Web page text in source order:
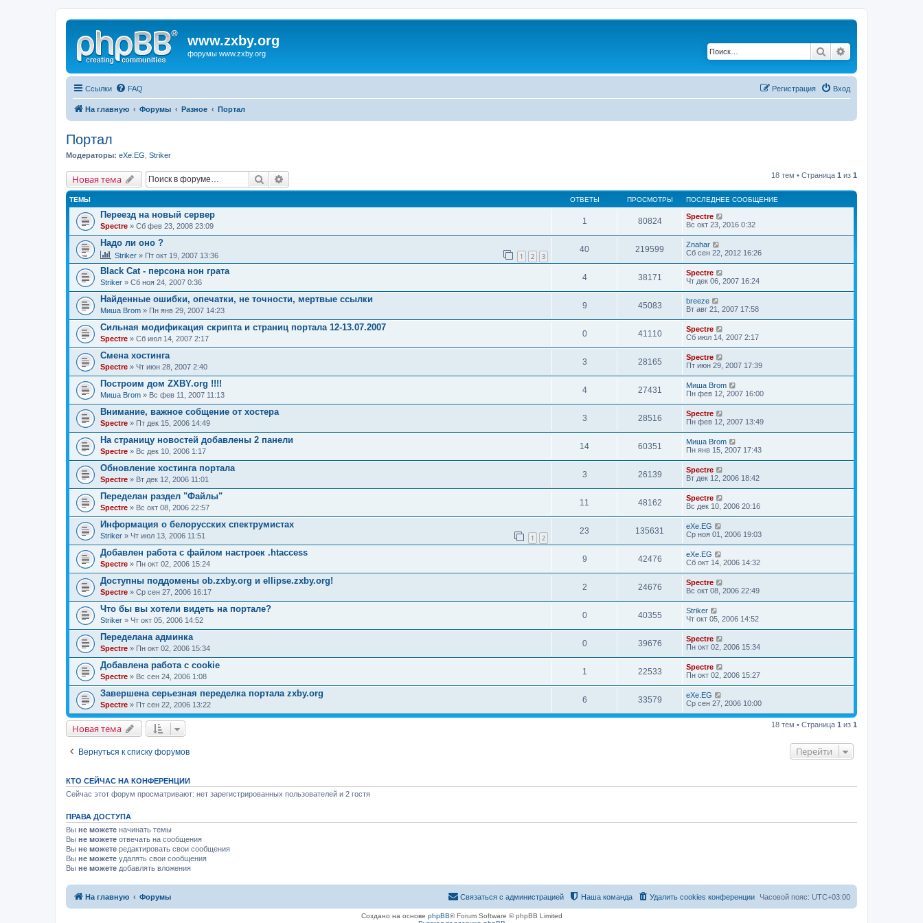
www.zxby.org
форумы www.zxby.org Поиск
Ссылки FAQ Вход
Регистрация
На главную Форумы Разное Портал
Портал
Модераторы: eXe.EG Striker
Новая тема Поиск 18 тем • Страница 1 из 1
ТЕМЫ ОТВЕТЫ ПРОСМОТРЫ ПОСЛЕДНЕЕ СООБЩЕНИЕ
Переезд на новый сервер
Spectre » Сб фев 23, 2008 23:09
1 80824
Spectre
Вс окт 23, 2016 0:32
Надо ли оно ?
Striker » Пт окт 19, 2007 13:36 1 2 3
40 219599
Znahar
Сб сен 22, 2012 16:26
Black Cat - персона нон грата
Striker » Сб ноя 24, 2007 0:36
4 38171
Spectre
Чт дек 06, 2007 16:24
Найденные ошибки, опечатки, не точности, мертвые ссылки
Миша Brom » Пн янв 29, 2007 14:23
9 45083
breeze
Вт авг 21, 2007 17:58
Сильная модификация скрипта и страниц портала 12-13.07.2007
Spectre » Сб июл 14, 2007 2:17
0 41110
Spectre
Сб июл 14, 2007 2:17
Смена хостинга
Spectre » Чт июн 28, 2007 2:40
3 28165
Spectre
Пт июн 29, 2007 17:39
Построим дом ZXBY.org !!!!
Миша Brom » Вс фев 11, 2007 11:13
4 27431
Миша Brom
Пн фев 12, 2007 16:00
Внимание, важное собщение от хостера
Spectre » Пт дек 15, 2006 14:49
3 28516
Spectre
Пн фев 12, 2007 13:49
На страницу новостей добавлены 2 панели
Spectre » Вс дек 10, 2006 1:17
14 60351
Миша Brom
Пн янв 15, 2007 17:43
Обновление хостинга портала
Spectre » Вт дек 12, 2006 11:01
3 26139
Spectre
Вт дек 12, 2006 18:42
Переделан раздел "Файлы"
Spectre » Вс окт 08, 2006 22:57
11 48162
Spectre
Вс дек 10, 2006 20:16
Информация о белорусских спектрумистах
Striker » Чт июл 13, 2006 11:51 1 2
23 135631
eXe.EG
Ср ноя 01, 2006 19:03
Добавлен работа с файлом настроек .htaccess
Spectre » Пн окт 02, 2006 15:24
9 42476
eXe.EG
Сб окт 14, 2006 14:32
Доступны поддомены ob.zxby.org и ellipse.zxby.org!
Spectre » Ср сен 27, 2006 16:17
2 24676
Spectre
Вс окт 08, 2006 22:49
Что бы вы хотели видеть на портале?
Striker » Чт окт 05, 2006 14:52
0 40355
Striker
Чт окт 05, 2006 14:52
Переделана админка
Spectre » Пн окт 02, 2006 15:34
0 39676
Spectre
Пн окт 02, 2006 15:34
Добавлена работа с cookie
Spectre » Вс сен 24, 2006 1:08
1 22533
Spectre
Пн окт 02, 2006 15:27
Завершена серьезная переделка портала zxby.org
Spectre » Пт сен 22, 2006 13:22
6 33579
eXe.EG
Ср сен 27, 2006 10:00
Новая тема 18 тем • Страница 1 из 1
Вернуться к списку форумов Перейти
КТО СЕЙЧАС НА КОНФЕРЕНЦИИ
Сейчас этот форум просматривают: нет зарегистрированных пользователей и 2 гостя
ПРАВА ДОСТУПА
Вы не можете начинать темы
Вы не можете отвечать на сообщения
Вы не можете редактировать свои сообщения
Вы не можете удалять свои сообщения
Вы не можете добавлять вложения
На главную Форумы Часовой пояс: UTC+03:00
Удалить cookies конференции
Наша команда
Связаться с администрацией
Создано на основе phpBB® Forum Software © phpBB Limited